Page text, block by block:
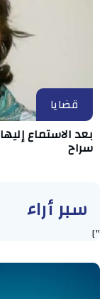
قضايا
بعد الاستماع
سراح
سبر أراء
"]